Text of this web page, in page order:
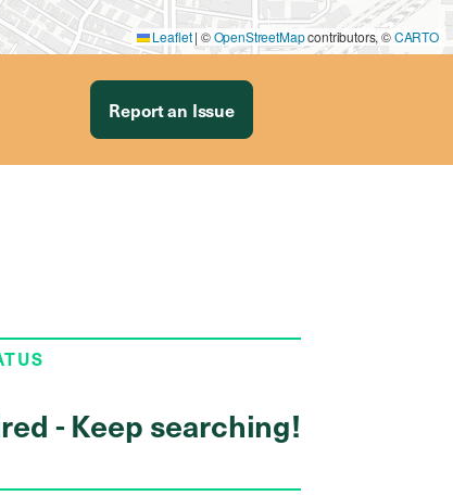
Leaflet | ©OpenStreetMapcontributors, ©CARTO
Report an Issue
- Keep searching!